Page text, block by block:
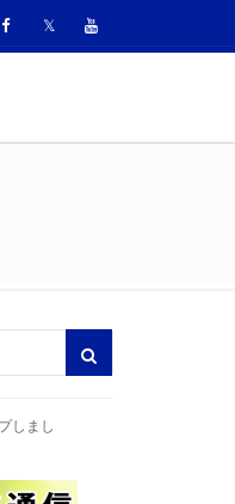
しまし